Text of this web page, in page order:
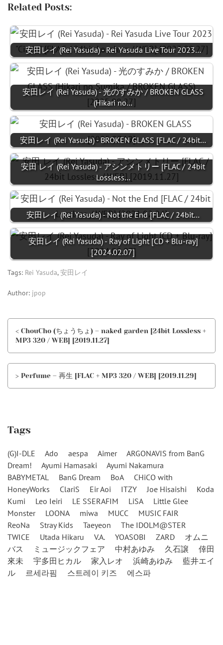
Related Posts:
安田レイ (Rei Yasuda) - Rei Yasuda Live Tour 2023…
安田レイ (Rei Yasuda) - 光のすみか / BROKEN GLASS
(Hikari no…
安田レイ (Rei Yasuda) - BROKEN GLASS [FLAC / 24bit…
安田 レイ (Rei Yasuda) - アシンメトリー [FLAC / 24bit
Lossless…
安田レイ (Rei Yasuda) - Not the End [FLAC / 24bit…
安田レイ (Rei Yasuda) - Ray of Light [CD + Blu-ray]
[2024.02.07]
Tags: Rei Yasuda,安田レイ
Author: jpop
< ChouCho (ちょうちょ) – naked garden [24bit Lossless +
MP3 320 / WEB] [2019.11.27]
> Perfume – 再生 [FLAC + MP3 320 / WEB] [2019.11.29]
Tags
(G)I-DLE Ado aespa Aimer
ARGONAVIS from BanG
Dream!
Ayumi Hamasaki
Ayumi Nakamura
BABYMETAL
BanG Dream BoA
CHiCO with
HoneyWorks
ClariS Eir Aoi ITZY Joe Hisaishi
Koda
Kumi
Leo Ieiri LE SSERAFIM LiSA
Little Glee
Monster
LOONA miwa MUCC
MUSIC FAIR
ReoNa
Stray Kids Taeyeon
The IDOLM@STER
TWICE
Utada Hikaru V.A. YOASOBI ZARD
オムニ
バス
ミュージックフェア 中村あゆみ 久石譲
倖田
來未
宇多田ヒカル 家入レオ 浜崎あゆみ
藍井エイ
ル
르세라핌 스트레이 키즈 에스파